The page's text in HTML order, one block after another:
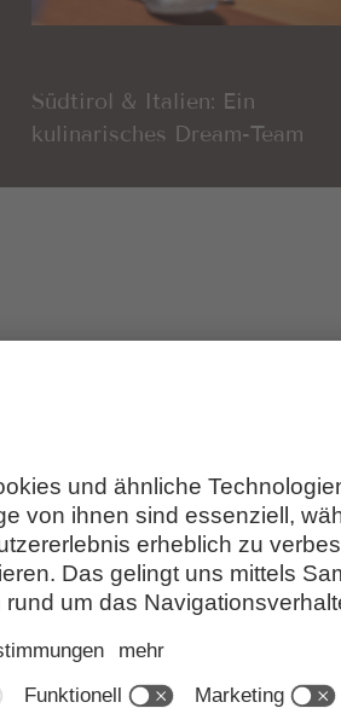
Südtirol & Italien: Ein
kulinarisches Dream-Team
&